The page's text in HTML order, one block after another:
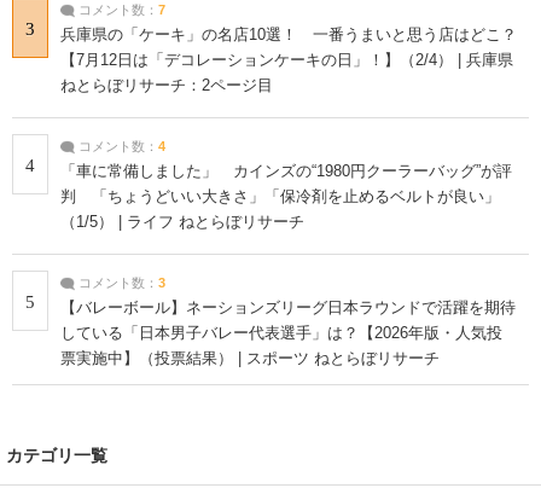
3
コメント数： 7
兵庫県の「ケーキ」の名店10選！ 一番うまいと思う店はどこ？
【7月12日は「デコレーションケーキの日」！】（2/4） | 兵庫県
ねとらぼリサーチ：2ページ目
4
コメント数： 4
「車に常備しました」 カインズの“1980円クーラーバッグ”が評
判 「ちょうどいい大きさ」「保冷剤を止めるベルトが良い」
（1/5） | ライフ ねとらぼリサーチ
5
コメント数： 3
【バレーボール】ネーションズリーグ日本ラウンドで活躍を期待
している「日本男子バレー代表選手」は？【2026年版・人気投
票実施中】（投票結果） | スポーツ ねとらぼリサーチ
カテゴリ一覧